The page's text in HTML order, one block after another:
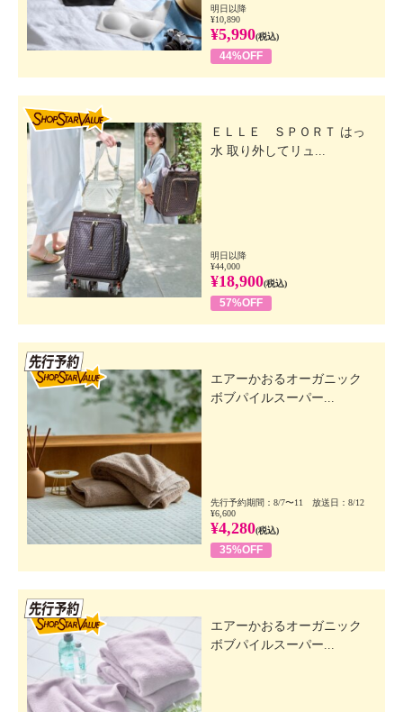
明日以降
¥10,890
¥5,990(税込)
44%OFF
ＥＬＬＥ ＳＰＯＲＴ はっ
水 取り外してリュ...
明日以降
¥44,000
¥18,900(税込)
57%OFF
エアーかおるオーガニック
ボブパイルスーパー...
先行予約期間：8/7〜11 放送日：8/12
¥6,600
¥4,280(税込)
35%OFF
エアーかおるオーガニック
ボブパイルスーパー...